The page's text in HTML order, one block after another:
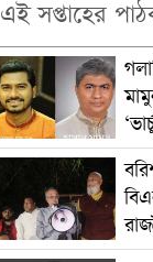
এই সপ্তাহের